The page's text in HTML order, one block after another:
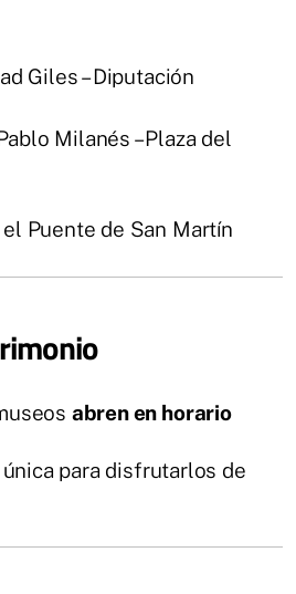
Giles – Diputación
Milanés – Plaza del
Puente de San Martín
abren en horario
para disfrutarlos de